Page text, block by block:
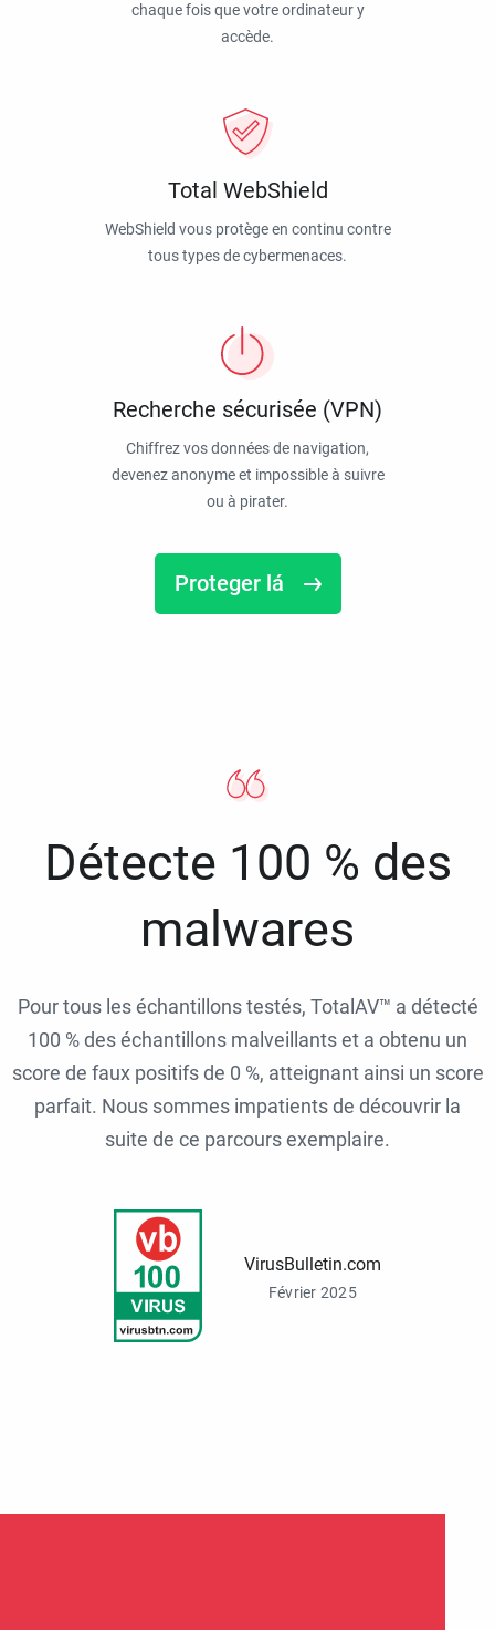
chaque fois que votre ordinateur y
accède.
Total WebShield
WebShield vous protège en continu contre
tous types de cybermenaces.
Recherche sécurisée (VPN)
Chiffrez vos données de navigation,
devenez anonyme et impossible à suivre
ou à pirater.
Proteger lá
Détecte 100 % des
malwares
Pour tous les échantillons testés, TotalAV™ a détecté
100 % des échantillons malveillants et a obtenu un
score de faux positifs de 0 %, atteignant ainsi un score
parfait. Nous sommes impatients de découvrir la
suite de ce parcours exemplaire.
VirusBulletin.com
Février 2025